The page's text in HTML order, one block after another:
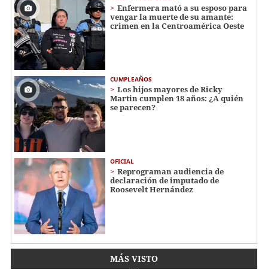
Enfermera mató a su esposo para
vengar la muerte de su amante:
crimen en la Centroamérica Oeste
CUMPLEAÑOS
Los hijos mayores de Ricky
Martin cumplen 18 años: ¿A quién
se parecen?
OFICIAL
Reprograman audiencia de
declaración de imputado de
Roosevelt Hernández
MÁS VISTO